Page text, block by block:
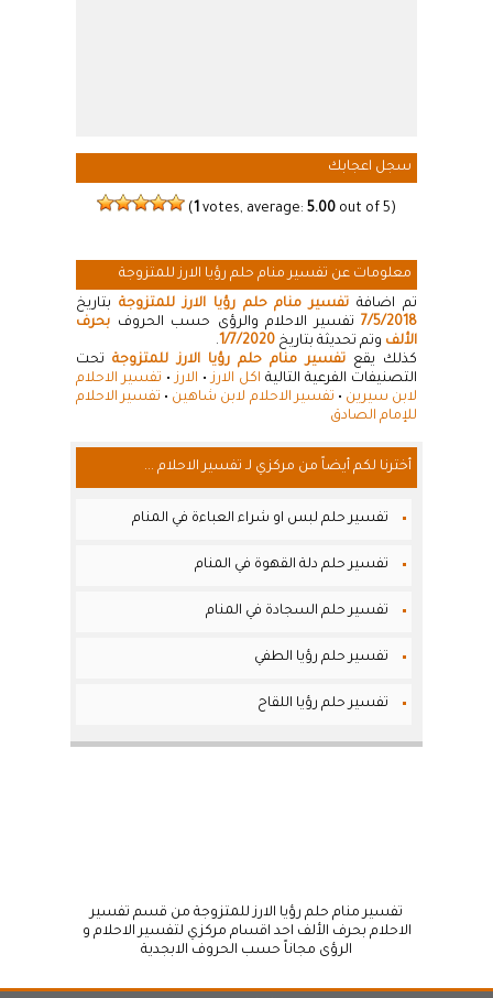
سجل اعجابك
( 1 votes, average: 5.00 out of 5)
معلومات عن تفسير منام حلم رؤيا الارز للمتزوجة
تم اضافة تفسير منام حلم رؤيا الارز للمتزوجة بتاريخ
7/5/2018 تفسير الاحلام والرؤى حسب الحروف بحرف
الألف وتم تحديثة بتاريخ 1/7/2020
.
كذلك يقعتفسير منام حلم رؤيا الارز للمتزوجةتحت
التصنيفات الفرعية التالية اكل الارز• الارز• تفسير الاحلام
لابن سيرين • تفسير الاحلام لابن شاهين • تفسير الاحلام
للإمام الصادق
أخترنا لكم أيضاً من مركزي لـ تفسير الاحلام ...
تفسير حلم لبس او شراء العباءة في المنام
تفسير حلم دلة القهوة في المنام
تفسير حلم السجادة في المنام
تفسير حلم رؤيا الطفي
تفسير حلم رؤيا اللقاح
تفسير منام حلم رؤيا الارز للمتزوجة من قسم تفسير
الاحلام بحرف الألف احد اقسام مركزي لتفسير الاحلام و
الرؤى مجاناً حسب الحروف الابجدية